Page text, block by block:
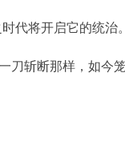
代将开启它的统治。
刀斩断那样，如今